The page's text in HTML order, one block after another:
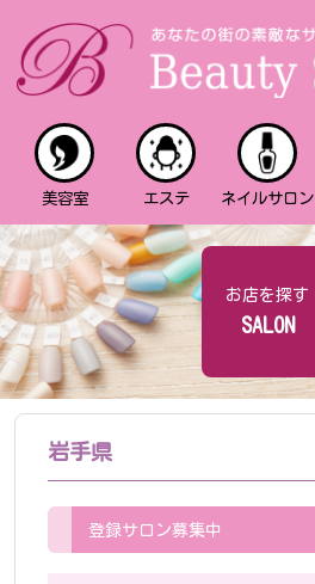
美容室 エステ ネイルサロン
お店を探す
SALON
岩手県
登録サロン募集中